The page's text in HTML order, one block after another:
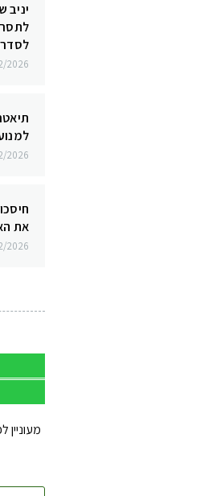
יניב
2026
למנוע
2026
את
2026